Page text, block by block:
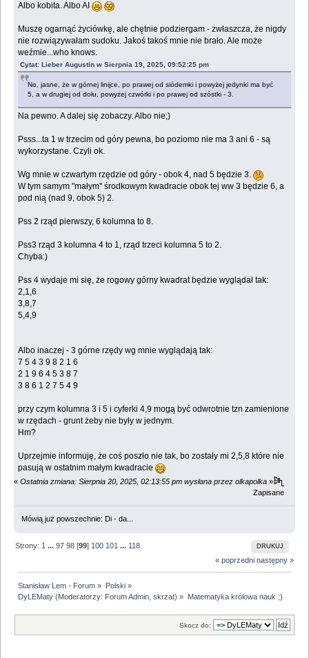
Albo kobita. Albo AI
Muszę ogarnąć życiówkę, ale chętnie podziergam - zwłaszcza, że nigdy
nie rozwiązywałam sudoku. Jakoś takoś mnie nie brało. Ale może
weźmie...who knows.
Cytat: Lieber Augustin w Sierpnia 19, 2025, 09:52:25 pm
No, jasne, że w górnej linijce, po prawej od siódemki i powyżej jedynki ma być
5, a w drugiej od dołu, powyżej czwórki i po prawej od szóstki - 3.
Na pewno. A dalej się zobaczy. Albo nie;)
Psss...ta 1 w trzecim od góry pewna, bo poziomo nie ma 3 ani 6 - są
wykorzystane. Czyli ok.
Wg mnie w czwartym rzędzie od góry - obok 4, nad 5 będzie 3.
W tym samym "małym" środkowym kwadracie obok tej ww 3 będzie 6, a
pod nią (nad 9, obok 5) 2.
Pss 2 rząd pierwszy, 6 kolumna to 8.
Pss3 rząd 3 kolumna 4 to 1, rząd trzeci kolumna 5 to 2.
Chyba:)
Pss 4 wydaje mi się, że rogowy górny kwadrat będzie wyglądał tak:
2,1,6
3,8,7
5,4,9
Albo inaczej - 3 górne rzędy wg mnie wyglądają tak:
7 5 4 3 9 8 2 1 6
2 1 9 6 4 5 3 8 7
3 8 6 1 2 7 5 4 9
przy czym kolumna 3 i 5 i cyferki 4,9 mogą być odwrotnie tzn zamienione
w rzędach - grunt żeby nie były w jednym.
Hm?
Uprzejmie informuję, że coś poszło nie tak, bo zostały mi 2,5,8 które nie
pasują w ostatnim małym kwadracie
« Ostatnia zmiana: Sierpnia 20, 2025, 02:13:55 pm wysłana przez olkapolka »
Zapisane
Mówią już powszechnie: Di - da...
DRUKUJ
Strony: 1 ...97 98 [99] 100 101 ... 118
« poprzedni następny »
Stanisław Lem - Forum » Polski»
DyLEMaty (Moderatorzy: Forum Admin,skrzat) » Matematyka królowa nauk ;)
Skocz do: